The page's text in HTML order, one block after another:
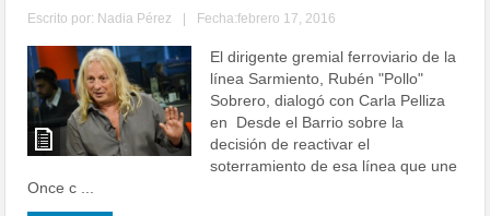
Escrito por: Nadia Pérez Fecha:febrero 17, 2016
El dirigente gremial ferroviario de la
línea Sarmiento, Rubén "Pollo"
Sobrero, dialogó con Carla Pelliza
en Desde el Barrio sobre la
decisión de reactivar el
soterramiento de esa línea que une
Once c ...